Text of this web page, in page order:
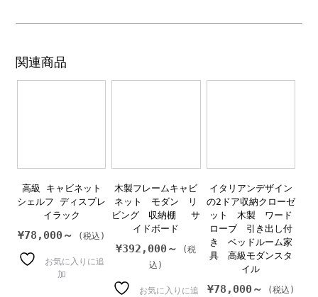
関連商品
高級 キャビネット
シェルフ ディスプレ
イラック
¥78,000～
お気に入りに追
加
木製フレームキャビ
ネット モダン リ
ビング 収納棚 サ
イドボード
¥392,000～
お気に入りに追
イタリアンデザイン
の2ドア収納クローゼ
ット 木製 ワード
ローブ 引き出し付
き ベッドルーム家
具 高級モダンスタ
イル
¥78,000～